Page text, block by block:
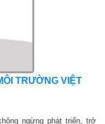
TRƯỜNG VIỆT
ngừng phát triển, trở